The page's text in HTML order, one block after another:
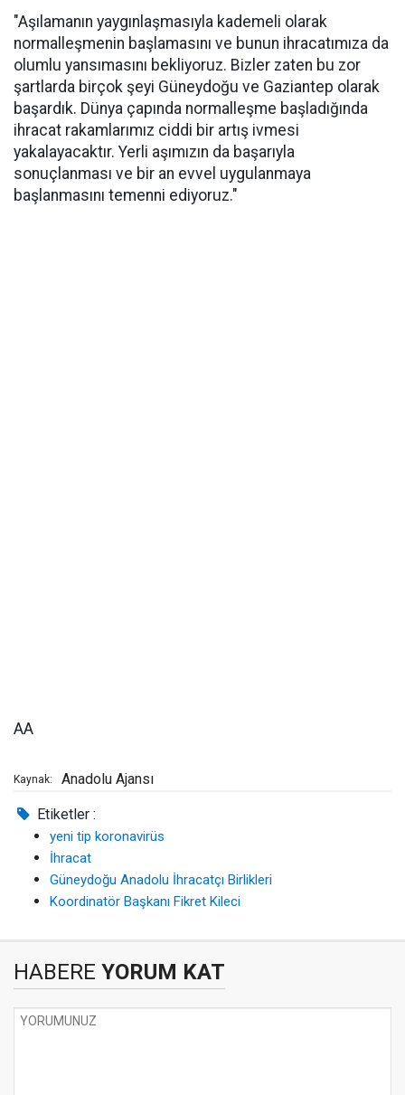
"Aşılamanın yaygınlaşmasıyla kademeli olarak
normalleşmenin başlamasını ve bunun ihracatımıza da
olumlu yansımasını bekliyoruz. Bizler zaten bu zor
şartlarda birçok şeyi Güneydoğu ve Gaziantep olarak
başardık. Dünya çapında normalleşme başladığında
ihracat rakamlarımız ciddi bir artış ivmesi
yakalayacaktır. Yerli aşımızın da başarıyla
sonuçlanması ve bir an evvel uygulanmaya
başlanmasını temenni ediyoruz."
AA
Kaynak: Anadolu Ajansı
Etiketler :
yeni tip koronavirüs
İhracat
Güneydoğu Anadolu İhracatçı Birlikleri
Koordinatör Başkanı Fikret Kileci
HABERE YORUM KAT